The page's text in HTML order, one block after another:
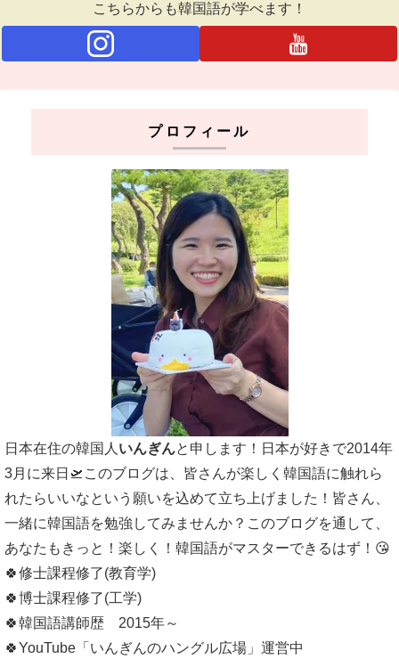
こちらからも韓国語が学べます！
プロフィール
日本在住の韓国人 いんぎんと申します！日本が好きで2014年
3月に来日🛫このブログは、皆さんが楽しく韓国語に触れら
れたらいいなという願いを込めて立ち上げました！皆さん、
一緒に韓国語を勉強してみませんか？このブログを通して、
あなたもきっと！楽しく！韓国語がマスターできるはず！😘
🍀修士課程修了(教育学)
🍀博士課程修了(工学)
🍀韓国語講師歴 2015年～
🍀YouTube「いんぎんのハングル広場」運営中